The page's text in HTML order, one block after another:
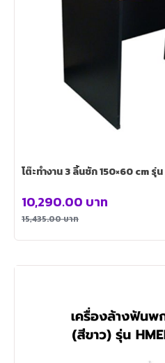
15,435.00บาท
10,290.00 บาท